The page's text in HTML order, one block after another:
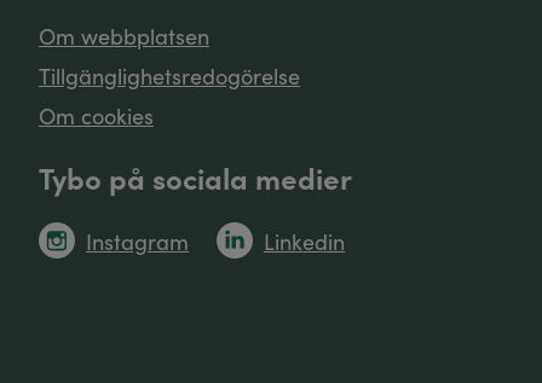
Om webbplatsen
Tillgänglighetsredogörelse
Om cookies
Tybo på sociala medier
Instagram Linkedin